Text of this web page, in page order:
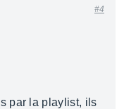
#4
par la playlist, ils